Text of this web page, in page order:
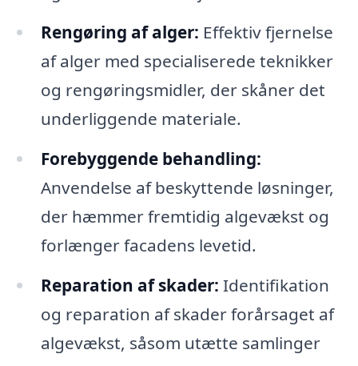
Rengøring af alger: Effektiv fjernelse
af alger med specialiserede teknikker
og rengøringsmidler, der skåner det
underliggende materiale.
Forebyggende behandling:
Anvendelse af beskyttende løsninger,
der hæmmer fremtidig algevækst og
forlænger facadens levetid.
Reparation af skader: Identifikation
og reparation af skader forårsaget af
algevækst, såsom utætte samlinger